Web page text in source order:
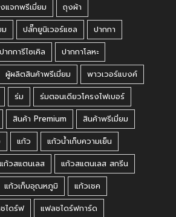
แจกพรีเมี่ยม
ถุงผ้า
ปลั๊กยูนิเวอร์แซล
ปากกา
ปากการีไซเคิล
ปากกาโลหะ
ผู้ผลิตสินค้าพรีเมี่ยม
พาวเวอร์แบงค์
ร่ม
ร่มตอนเดียวโครงไฟเบอร์
สินค้า Premium
สินค้าพรีเมี่ยม
แก้ว
แก้วน้ำเก็บความเย็น
แก้วสแตนเลส
แก้วสแตนเลส สกรีน
แก้วเก็บอุณหภูมิ
แก้วเชค
ไดร์ฟ
แฟลชไดร์ฟการ์ด